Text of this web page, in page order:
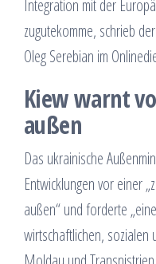
Integration mit der
zugutekomme, schrieb
Oleg Serebian im
Kiew warnt
außen
Das ukrainische
Entwicklungen vor einer
außen“ und forderte
wirtschaftlichen, sozialen